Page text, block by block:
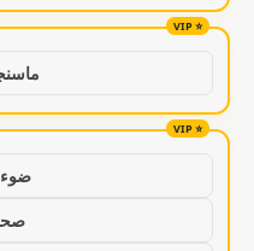
ضوء